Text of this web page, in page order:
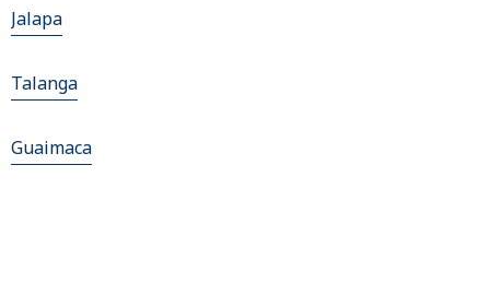
Jalapa
Talanga
Guaimaca